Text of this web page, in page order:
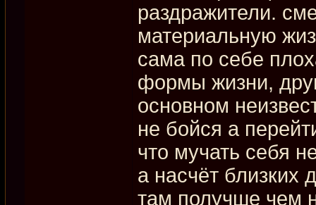
раздражители.
материальную
сама по себе
формы жизни,
основном
не бойся а
что мучать себя
а насчёт близких
там получше чем